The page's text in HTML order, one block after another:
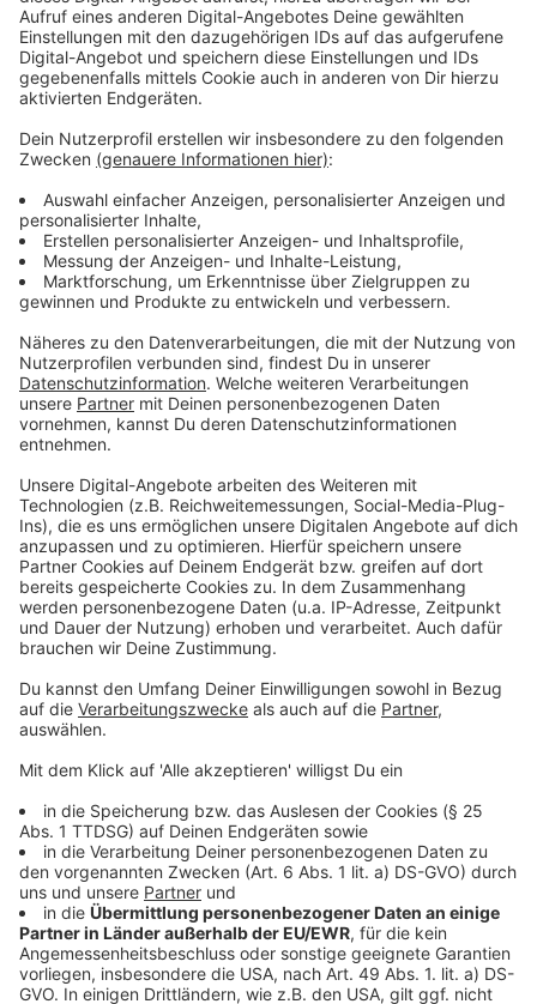
familiäre Atmosphäre soll weiterhin im Fokus stehen.
"Ein Event von Musikern für Musiker," sagt Mike im
Interview.
Die Veranstalter möchten etwas
zurückgeben
Anzeige
Die Veranstalter sind von der Resonanz und und der
Teilnahme anderer Bands so begeistert, das sie ihre
Reichweite für etwas Gutes nutzen wollen. Seit 2019
arbeitet das Festival mit karitativen Partnern wie der
DKMS zusammen. Jetzt unterstützet das Festival die
Aktion Deutschland Hilft e.V. – Bonn (Bündnis
deutscher Hilfsorganisationen) und das Spenden-
Verteilzentrum Ahrtal - Grafschaft-Gelsdorf t.b.a.
Während des Festivals gibt es Stände der
Organisationen und Spendenaktionen der Bands. So
wird beispielsweise eine Gitarre, die von allen Bands
unetrschrieben wird, versteigert. Auch die übrigen
Einnahmen, die über die Kostendeckung hinaus gehen,
gehen an die Organisationen. Generell soll das Event im
familären Rahmen stattfinden, weshalb Jugendliche
haben und auch die Anlagen barrierefrei gestaltet sind.
Außerdem gibt es für Kinder noch eine Spielecke.
Weitere Infos zum Event findet Ihr hier.
Anzeige